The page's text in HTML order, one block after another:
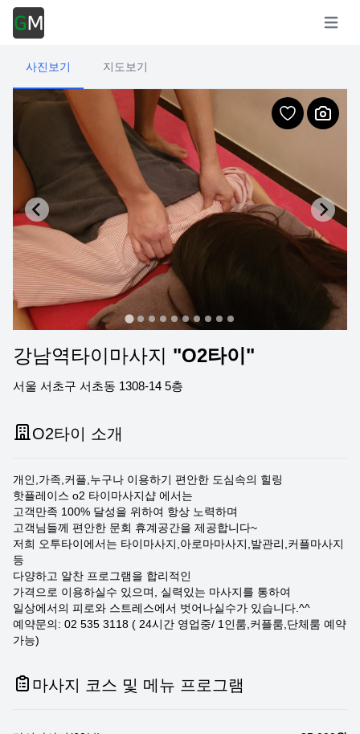
Open
사진보기 지도보기
강남역타이마사지 "O2타이"
서울 서초구 서초동 1308-14 5층
O2타이 소개
개인,가족,커플,누구나 이용하기 편안한 도심속의 힐링
핫플레이스 o2 타이마사지샵 에서는
고객만족 100% 달성을 위하여 항상 노력하며
고객님들께 편안한 문회 휴계공간을 제공합니다~
저희 오투타이에서는 타이마사지,아로마마사지,발관리,커플마사지
등
다양하고 알찬 프로그램을 합리적인
가격으로 이용하실수 있으며, 실력있는 마사지를 통하여
일상에서의 피로와 스트레스에서 벗어나실수가 있습니다.^^
예약문의: 02 535 3118 ( 24시간 영업중/ 1인룸,커플룸,단체룸 예약
가능)
마사지 코스 및 메뉴 프로그램